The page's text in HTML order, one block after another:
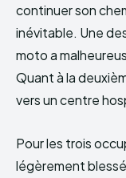
continuer son
inévitable. Une
moto a
Quant à la
vers un centre
Pour les trois
légèrement